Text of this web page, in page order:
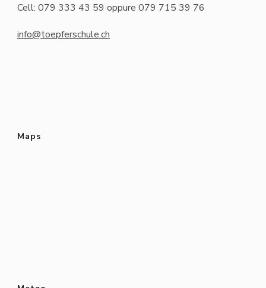
Cell: 079 333 43 59 oppure 079 715 39 76
info@toepferschule.ch
Maps